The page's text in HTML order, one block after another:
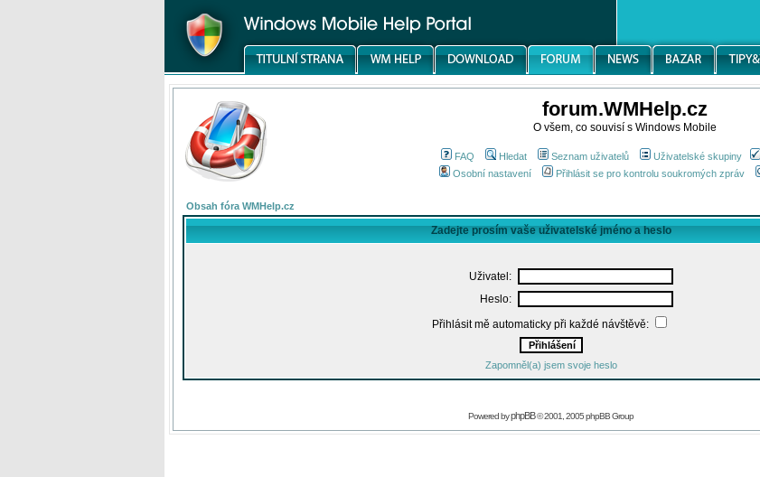
forum.WMHelp.cz
O všem, co souvisí s Windows Mobile
FAQ Hledat Seznam uživatelů Uživatelské skupiny
Osobní nastavení
Přihlásit se pro kontrolu soukromých zpráv
Obsah fóra WMHelp.cz
Zadejte prosím vaše uživatelské jméno a heslo
Uživatel:
Heslo:
Přihlásit mě automaticky při každé návštěvě:
Zapomněl(a) jsem svoje heslo
Powered byphpBB© 2001, 2005 phpBB Group